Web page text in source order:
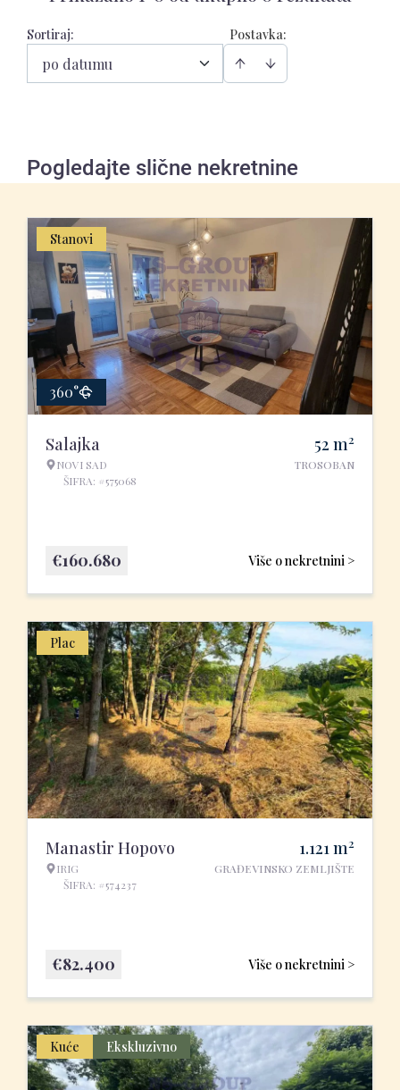
Postavka:
Sortiraj:
po datumu
Pogledajte slične nekretnine
Stanovi
360°
Salajka
NOVI SAD
ŠIFRA: #575068
52 m2
TROSOBAN
Više o nekretnini >
€160.680
Plac
Manastir Hopovo
IRIG
ŠIFRA: #574237
1.121m2
GRAĐEVINSKO ZEMLJIŠTE
Više o nekretnini >
€82.400
Kuće Ekskluzivno